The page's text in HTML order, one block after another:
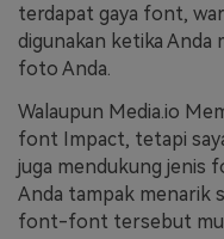
terdapat gaya font,
digunakan ketika
foto Anda.
Walaupun Media.io
font Impact, tetapi
juga mendukung jenis
Anda tampak menarik
font-font tersebut